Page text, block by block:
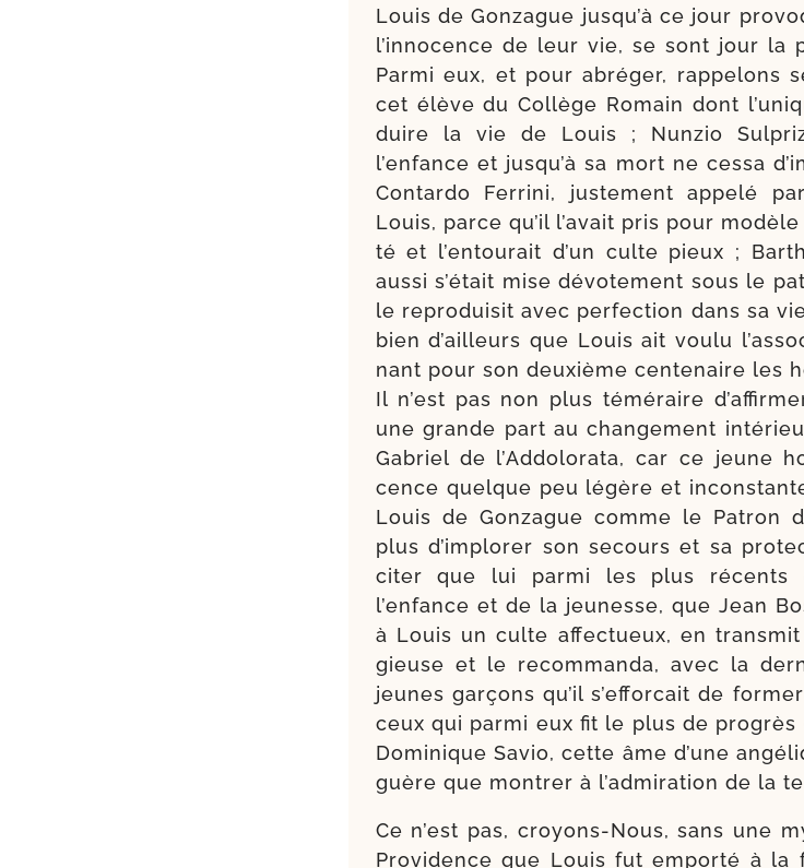
Louis de Gonzague jusqu’à ce jour
l’innocence de leur vie, se sont jour la
Parmi eux, et pour abré­ger, rap­pe­lons
cet élève du Collège Romain dont
duire la vie de Louis ; Nunzio
l’enfance et jusqu’à sa mort ne ces­sa
Contardo Ferrini, jus­te­ment appe­lé
Louis, parce qu’il l’avait pris pour
té et l’entourait d’un culte pieux ;
aus­si s’était mise dévo­te­ment sous le
le repro­dui­sit avec per­fec­tion dans sa
bien d’ailleurs que Louis ait vou­lu
nant pour son deuxième cen­te­naire les
Il n’est pas non plus témé­raire
une grande part au chan­ge­ment
Gabriel de l’Addolorata, car ce jeune
cence quelque peu légère et
Louis de Gonzague comme le Patron
plus d’implorer son secours et sa
citer que lui par­mi les plus récents
l’enfance et de la jeu­nesse, que Jean
à Louis un culte affec­tueux, en
gieuse et le recom­man­da, avec la
jeunes gar­çons qu’il s’efforcait de
ceux qui par­mi eux fit le plus de pro­grès
Dominique Savio, cette âme d’une
guère que mon­trer à l’admiration de la
Ce n’est pas, croyons-​Nous, sans une
Providence que Louis fut empor­té à la